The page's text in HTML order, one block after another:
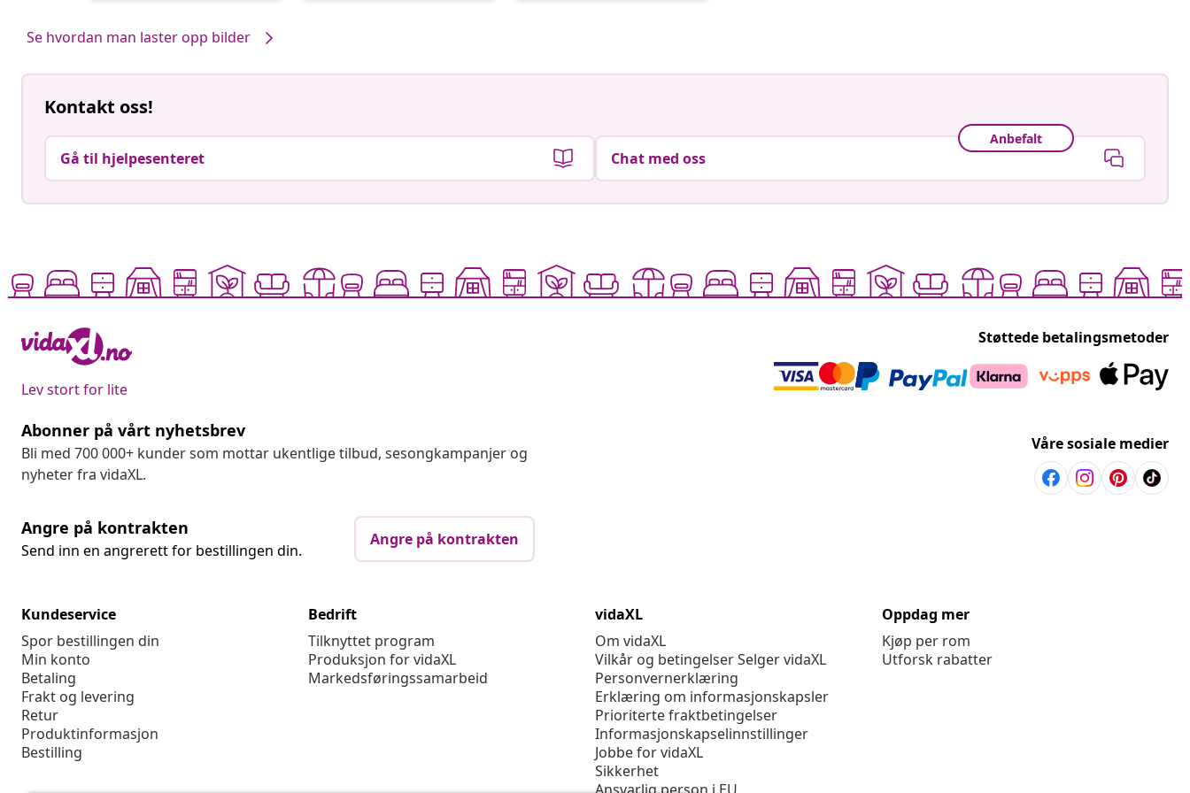
Se hvordan man laster opp bilder
Kontakt oss!
Gå til hjelpesenteret
Anbefalt
Chat med oss
Lev stort for lite
Støttede betalingsmetoder
Abonner på vårt nyhetsbrev
Bli med 700 000+ kunder som mottar ukentlige tilbud, sesongkampanjer og
nyheter fra vidaXL.
Våre sosiale medier
Angre på kontrakten
Send inn en angrerett for bestillingen din.
Angre på kontrakten
Kundeservice
Spor bestillingen din
Min konto
Betaling
Frakt og levering
Retur
Produktinformasjon
Bestilling
Bedrift
Tilknyttet program
Produksjon for vidaXL
Markedsføringssamarbeid
vidaXL
Om vidaXL
Vilkår og betingelser Selger vidaXL
Personvernerklæring
Erklæring om informasjonskapsler
Prioriterte fraktbetingelser
Informasjonskapselinnstillinger
Jobbe for vidaXL
Sikkerhet
Oppdag mer
Kjøp per rom
Utforsk rabatter